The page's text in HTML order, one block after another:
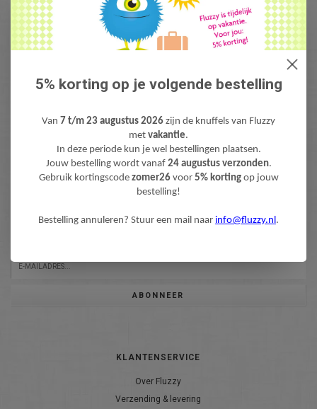
mooie knuffeldieren, gekke fantasie & fun knuffels, pluche figuren bekend
van Film & TV en zacht pluche baby speelgoed. Levertijd: 1-3 werdagen.
Gratis verzending (NL) boven €40,-
NIEUWSBRIEF
Wilt u op de hoogte blijven?
ABONNEER
KLANTENSERVICE
Over Fluzzy
Verzending & levering
5% korting op je volgende bestelling
Van 7 t/m 23 augustus 2026 zijn de knuffels van Fluzzy
met vakantie.
In deze periode kun je wel bestellingen plaatsen.
Jouw bestelling wordt vanaf 24 augustus verzonden.
Gebruik kortingscode zomer26 voor 5% kortingop jouw
bestelling!
Bestelling annuleren? Stuur een mail naar info@fluzzy.nl .